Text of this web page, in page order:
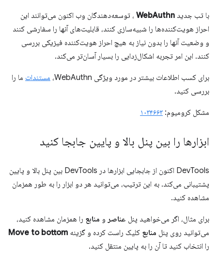
با تب جدید WebAuthn ، توسعه‌دهندگان وب اکنون می‌توانند این
احراز هویت‌کننده‌ها را شبیه‌سازی کنند، قابلیت‌های آنها را سفارشی کنند
و وضعیت آنها را بدون نیاز به هیچ احراز هویت‌کننده فیزیکی بررسی
کنند. این امر تجربه اشکال‌زدایی را بسیار آسان‌تر می‌کند.
برای کسب اطلاعات بیشتر در مورد ویژگی WebAuthn، مستندات ما را
بررسی کنید.
مشکل کرومیوم: ۱۰۳۴۶۶۳
ابزارها را بین پنل بالا و پایین جابجا کنید
DevTools اکنون از جابجایی ابزارها در DevTools بین پنل بالا و پایین
پشتیبانی می‌کند. به این ترتیب، می‌توانید هر دو ابزار را به طور همزمان
مشاهده کنید.
برای مثال، اگر می‌خواهید پنل عناصر و منابع را همزمان مشاهده کنید،
می‌توانید روی پنل منابع کلیک راست کرده و گزینه Move to bottom
را انتخاب کنید تا آن را به پایین منتقل کنید.